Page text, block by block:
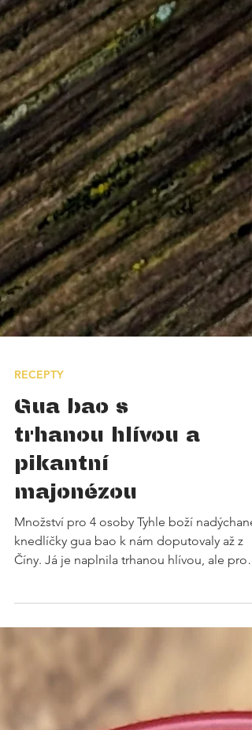
RECEPTY
Gua bao s
trhanou hlívou a
pikantní
majonézou
Množství pro 4 osoby Tyhle boží nadýchané
knedlíčky gua bao k nám doputovaly až z
bílkovinu - houby, tofu nebo třeba krevety s
majonézou. A svět bude hned hezčí! Těsto
na knedlíčky #pšeničnámouka hladká 400 g
#droždí čerstvé 15 g #mléko 200 ml
#třtinovýcukr 3 lžíce #kypřícíprášek